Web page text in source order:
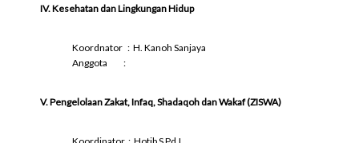
IV. Kesehatan dan Lingkungan Hidup
Koordnator : H. Kanoh Sanjaya
Anggota :
V. Pengelolaan Zakat, Infaq, Shadaqoh dan Wakaf (ZISWA)